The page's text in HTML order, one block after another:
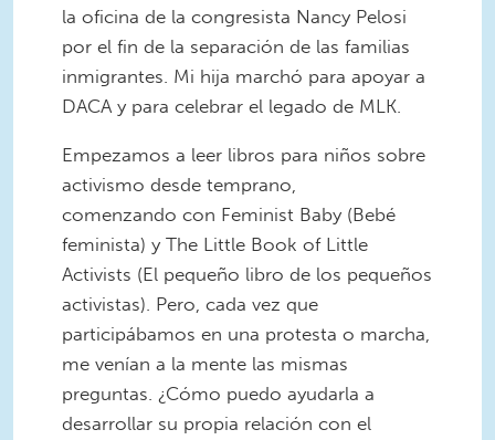
la oficina de la congresista Nancy Pelosi
por el fin de la separación de las familias
inmigrantes. Mi hija marchó para apoyar a
DACA y para celebrar el legado de MLK.
Empezamos a leer libros para niños sobre
activismo desde temprano,
comenzando con Feminist Baby (Bebé
feminista) y The Little Book of Little
Activists (El pequeño libro de los pequeños
activistas). Pero, cada vez que
participábamos en una protesta o marcha,
me venían a la mente las mismas
preguntas. ¿Cómo puedo ayudarla a
desarrollar su propia relación con el